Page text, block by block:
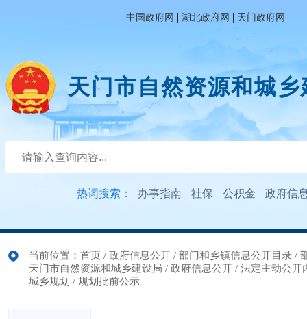
中国政府网 | 湖北政府网 | 天门政府网
天门市自然资源和城
热词搜索： 办事指南 社保 公积金 政府信
当前位置： 首页 / 政府信息公开 / 部门和乡镇信息公开目录 /
天门市自然资源和城乡建设局 / 政府信息公开 / 法定主动公开
城乡规划 / 规划批前公示